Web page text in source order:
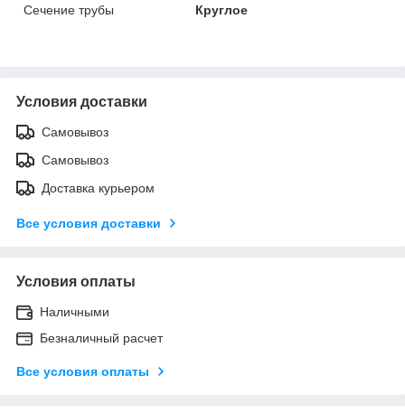
Сечение трубы
Круглое
Условия доставки
Самовывоз
Самовывоз
Доставка курьером
Все условия доставки
Условия оплаты
Наличными
Безналичный расчет
Все условия оплаты